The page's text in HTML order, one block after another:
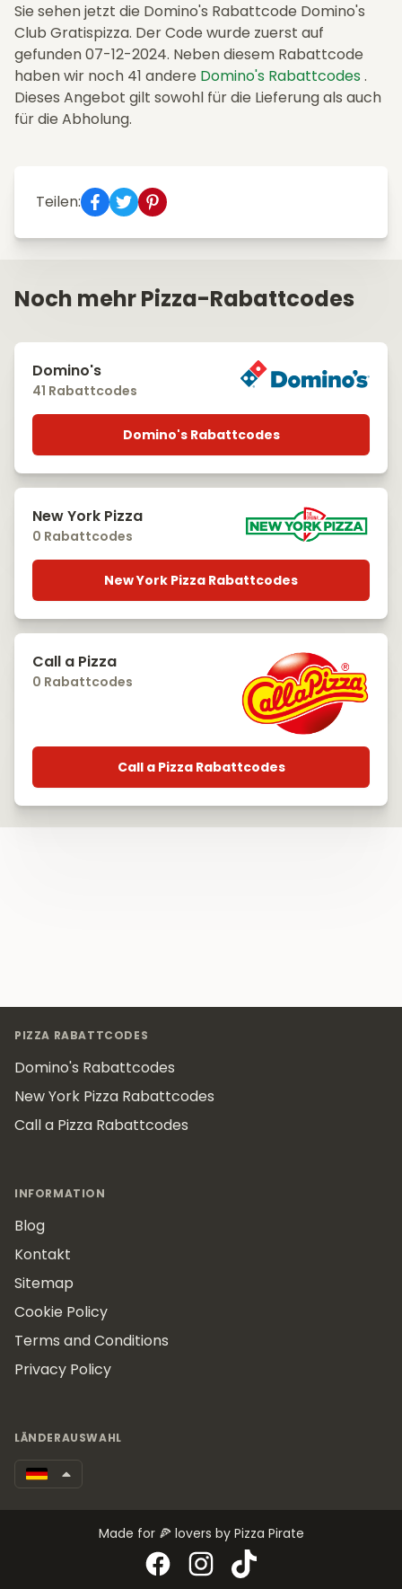
Sie sehen jetzt die Domino's Rabattcode Domino's
Club Gratispizza. Der Code wurde zuerst auf
gefunden 07-12-2024. Neben diesem Rabattcode
haben wir noch 41 andere Domino's Rabattcodes .
Dieses Angebot gilt sowohl für die Lieferung als auch
für die Abholung.
Teilen:
Noch mehr Pizza-Rabattcodes
Domino's
41 Rabattcodes
Domino's Rabattcodes
New York Pizza
0 Rabattcodes
New York Pizza Rabattcodes
Call a Pizza
0 Rabattcodes
Call a Pizza Rabattcodes
PIZZA RABATTCODES
Domino's Rabattcodes
New York Pizza Rabattcodes
Call a Pizza Rabattcodes
INFORMATION
Blog
Kontakt
Sitemap
Cookie Policy
Terms and Conditions
Privacy Policy
LÄNDERAUSWAHL
Made for 🍕 lovers by Pizza Pirate
FacebookInstagram
TikTok